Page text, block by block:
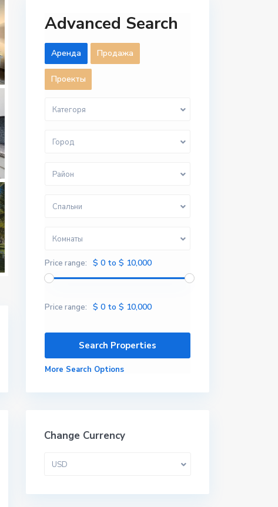
Advanced Search
Aренда Продажа
Проекты
Категоря
Город
Район
Спальни
Комнаты
Price range: $ 0 to $ 10,000
Price range: $ 0 to $ 10,000
More Search Options
Change Currency
USD